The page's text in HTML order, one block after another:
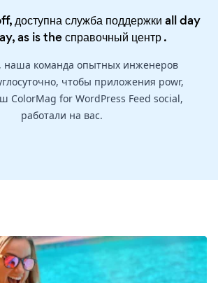
доступна служба поддержки all day
as is theсправочный центр.
наша команда опытных инженеров
чтобы приложения powr,
ColorMag for WordPress Feed social,
работали на вас.